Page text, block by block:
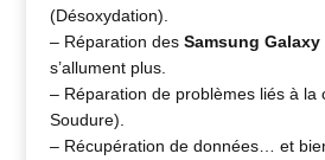
(Désoxydation).
– Réparation desSamsung
s’allument plus.
– Réparation de problèmes liés à la
Soudure).
– Récupération de données… et